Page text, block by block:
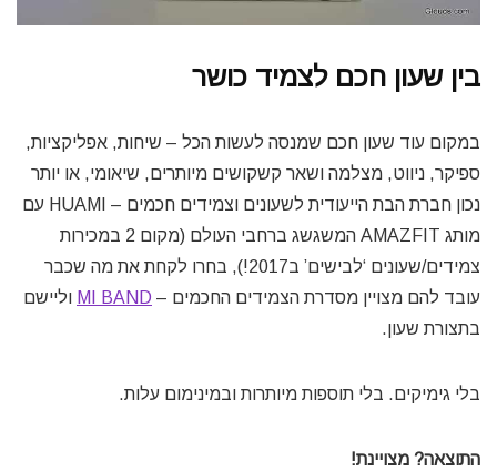
בין שעון חכם לצמיד כושר
במקום עוד שעון חכם שמנסה לעשות הכל – שיחות, אפליקציות,
ספיקר, ניווט, מצלמה ושאר קשקושים מיותרים, שיאומי, או יותר
נכון חברת הבת הייעודית לשעונים וצמידים חכמים – HUAMI עם
מותג AMAZFIT המשגשג ברחבי העולם (מקום 2 במכירות
צמידים/שעונים ‘לבישים’ ב2017!), בחרו לקחת את מה שכבר
עובד להם מצויין מסדרת הצמידים החכמים – MI BAND וליישם
בתצורת שעון.
בלי גימיקים. בלי תוספות מיותרות ובמינימום עלות.
התוצאה? מצויינת!